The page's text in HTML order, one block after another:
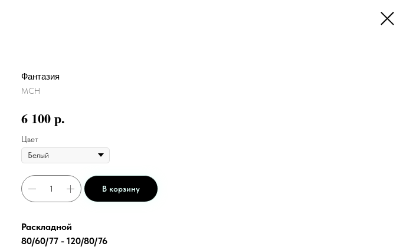
Фантазия
МСН
6 100р.
Цвет
В корзину
Раскладной
80/60/77 - 120/80/76